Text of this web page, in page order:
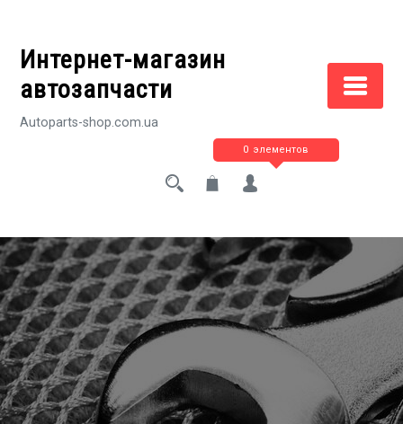
содержимому
Интернет-магазин
автозапчасти
Autoparts-shop.com.ua
0 элементов